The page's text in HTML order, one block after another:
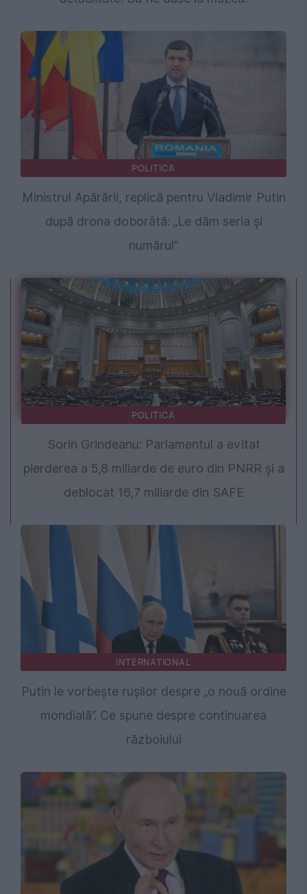
POLITICA
Ministrul Apărării, replică pentru Vladimir Putin
după drona doborâtă: „Le dăm seria și
numărul”
POLITICA
Sorin Grindeanu: Parlamentul a evitat
pierderea a 5,8 miliarde de euro din PNRR și a
deblocat 16,7 miliarde din SAFE
INTERNATIONAL
Putin le vorbește rușilor despre „o nouă ordine
mondială”. Ce spune despre continuarea
războiului